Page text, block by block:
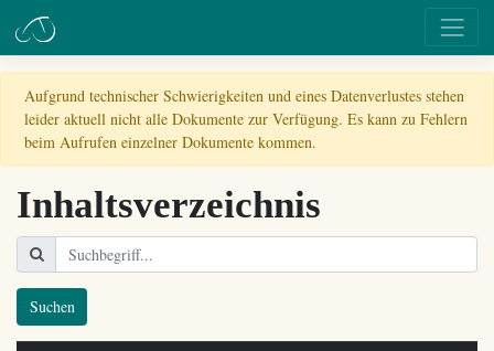
Aufgrund technischer Schwierigkeiten und eines Datenverlustes stehen
leider aktuell nicht alle Dokumente zur Verfügung. Es kann zu Fehlern
beim Aufrufen einzelner Dokumente kommen.
Inhaltsverzeichnis
Suchen